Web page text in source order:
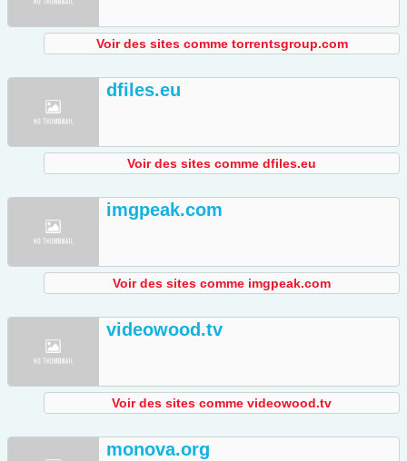
Voir des sites comme torrentsgroup.com
dfiles.eu
Voir des sites comme dfiles.eu
imgpeak.com
Voir des sites comme imgpeak.com
videowood.tv
Voir des sites comme videowood.tv
monova.org